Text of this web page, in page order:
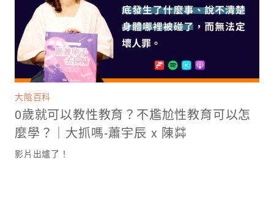
大陰百科
0歲就可以教性教育？不尷尬性教育可以怎
麼學？｜大抓嗎-蕭宇辰 x 陳茻
影片出爐了！